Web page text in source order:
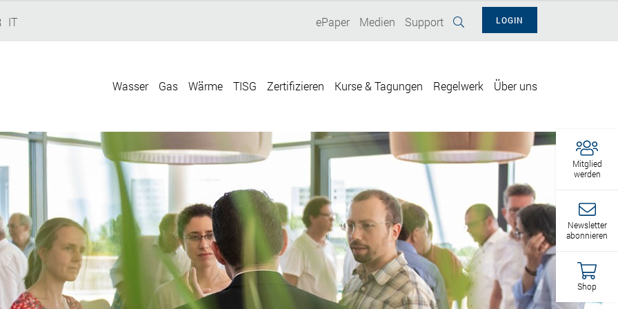
Mitglied
werden
Newsletter
abonnieren
Shop
IT LOGIN
ePaper Medien Support
Wasser Gas Wärme TISG Zertifizieren Kurse & Tagungen Regelwerk Über uns